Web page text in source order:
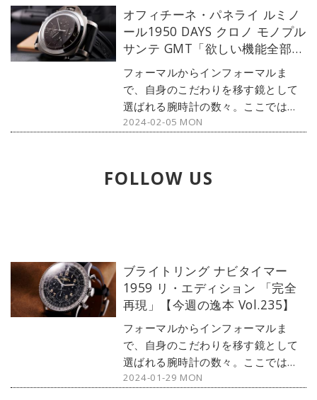
認生物まだまだあるので見ていきま
しょう。
オフィチーネ・パネライ ルミノ
ール1950 DAYS クロノ モノプル
サンテ GMT「欲しい機能全部の
せのルミノール」【今週の逸本
Vol.236】
フォーマルからインフォーマルま
で、自身のこだわりを移す鏡として
選ばれる腕時計の数々。ここではブ
ランド腕時計専門店・MOON
の感性を刺激する1本をセレクト。今
2024-02-05 MON
FOLLOW US
ブライトリング ナビタイマー
1959 リ・エディション 「完全
再現」【今週の逸本 Vol.235】
フォーマルからインフォーマルま
で、自身のこだわりを移す鏡として
選ばれる腕時計の数々。ここではブ
ランド腕時計専門店・MOON
2024-01-29 MON